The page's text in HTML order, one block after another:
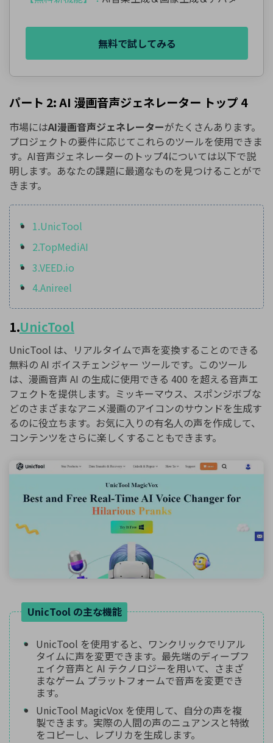
無料で試してみる
パート 2: AI 漫画音声ジェネレーター トップ 4
市場にはAI漫画音声ジェネレーターがたくさんあります。
プロジェクトの要件に応じてこれらのツールを使用できま
す。AI音声ジェネレーターのトップ4については以下で説
明します。あなたの課題に最適なものを見つけることがで
きます。
1.UnicTool
2.TopMediAI
3.VEED.io
4.Anireel
1.UnicTool
UnicTool は、リアルタイムで声を変換することのできる
無料の AI ボイスチェンジャー ツールです。このツール
は、漫画音声 AI の生成に使用できる 400 を超える音声エ
フェクトを提供します。ミッキーマウス、スポンジボブな
どのさまざまなアニメ漫画のアイコンのサウンドを生成す
るのに役立ちます。お気に入りの有名人の声を作成して、
コンテンツをさらに楽しくすることもできます。
UnicTool の主な機能
UnicTool を使用すると、ワンクリックでリアル
タイムに声を変更できます。最先端のディープフ
ェイク音声と AI テクノロジーを用いて、さまざ
まなゲーム プラットフォームで音声を変更でき
ます。
UnicTool MagicVox を使用して、自分の声を複
製できます。実際の人間の声のニュアンスと特徴
をコピーし、レプリカを生成します。